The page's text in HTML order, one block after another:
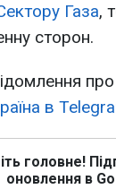
Газа,
сторон.
про
в
головне!
оновлення в